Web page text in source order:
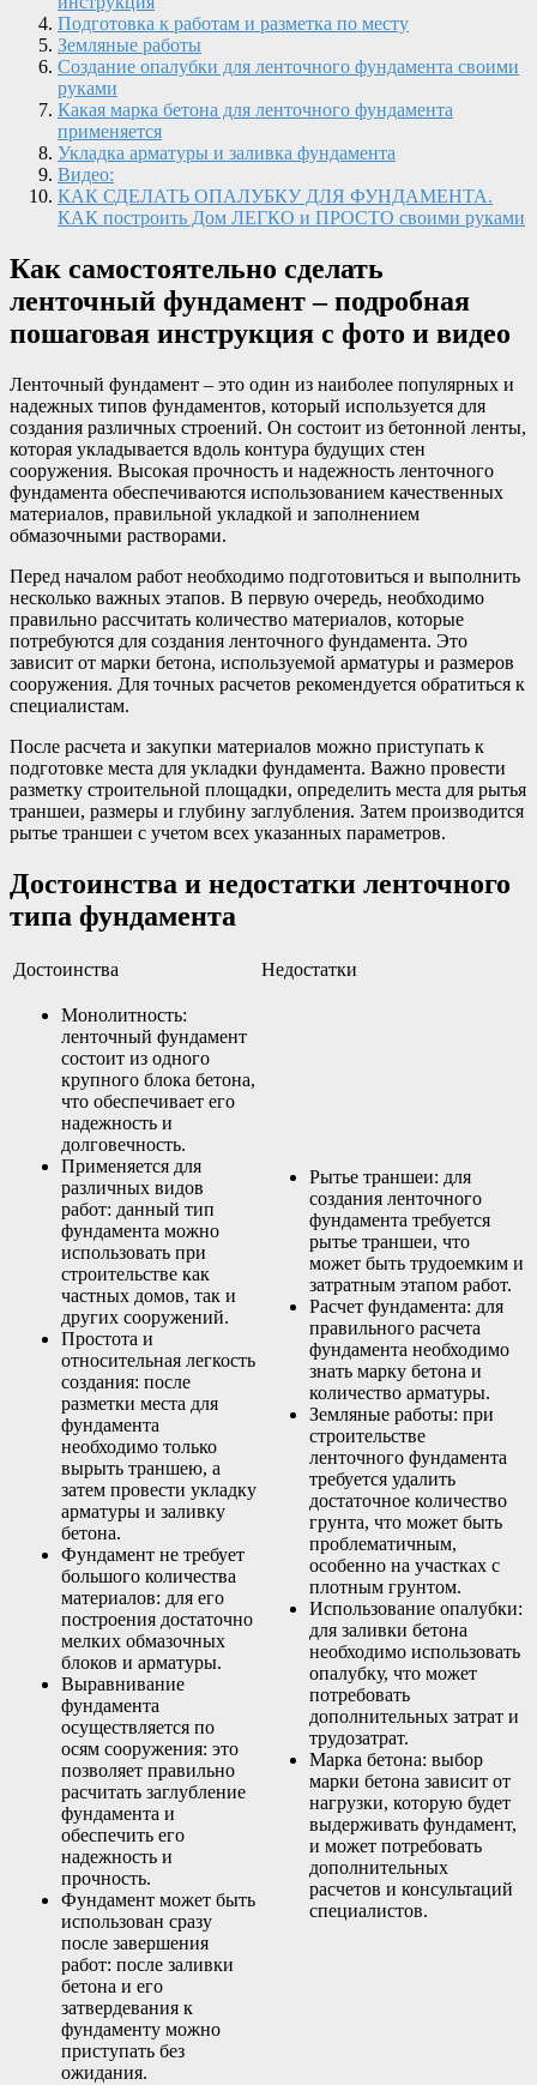
Подготовка к работам и разметка по месту
Земляные работы
Создание опалубки для ленточного фундамента своими
руками
Какая марка бетона для ленточного фундамента
применяется
Укладка арматуры и заливка фундамента
Видео:
КАК СДЕЛАТЬ ОПАЛУБКУ ДЛЯ ФУНДАМЕНТА.
КАК построить Дом ЛЕГКО и ПРОСТО своими руками
Как самостоятельно сделать
ленточный фундамент – подробная
пошаговая инструкция с фото и видео
Ленточный фундамент – это один из наиболее популярных и
надежных типов фундаментов, который используется для
создания различных строений. Он состоит из бетонной ленты,
которая укладывается вдоль контура будущих стен
сооружения. Высокая прочность и надежность ленточного
фундамента обеспечиваются использованием качественных
материалов, правильной укладкой и заполнением
обмазочными растворами.
Перед началом работ необходимо подготовиться и выполнить
несколько важных этапов. В первую очередь, необходимо
правильно рассчитать количество материалов, которые
потребуются для создания ленточного фундамента. Это
зависит от марки бетона, используемой арматуры и размеров
сооружения. Для точных расчетов рекомендуется обратиться к
специалистам.
После расчета и закупки материалов можно приступать к
подготовке места для укладки фундамента. Важно провести
разметку строительной площадки, определить места для рытья
траншеи, размеры и глубину заглубления. Затем производится
рытье траншеи с учетом всех указанных параметров.
Достоинства и недостатки ленточного
типа фундамента
Достоинства Недостатки
Монолитность:
ленточный фундамент
состоит из одного
крупного блока бетона,
что обеспечивает его
надежность и
долговечность.
Применяется для
различных видов
работ: данный тип
фундамента можно
использовать при
строительстве как
частных домов, так и
других сооружений.
Простота и
относительная легкость
создания: после
разметки места для
фундамента
необходимо только
вырыть траншею, а
затем провести укладку
арматуры и заливку
бетона.
Фундамент не требует
большого количества
материалов: для его
построения достаточно
мелких обмазочных
блоков и арматуры.
Выравнивание
фундамента
осуществляется по
осям сооружения: это
позволяет правильно
расчитать заглубление
фундамента и
обеспечить его
надежность и
прочность.
Фундамент может быть
использован сразу
после завершения
работ: после заливки
бетона и его
затвердевания к
фундаменту можно
приступать без
ожидания.
Рытье траншеи: для
создания ленточного
фундамента требуется
рытье траншеи, что
может быть трудоемким и
затратным этапом работ.
Расчет фундамента: для
правильного расчета
фундамента необходимо
знать марку бетона и
количество арматуры.
Земляные работы: при
строительстве
ленточного фундамента
требуется удалить
достаточное количество
грунта, что может быть
проблематичным,
особенно на участках с
плотным грунтом.
Использование опалубки:
для заливки бетона
необходимо использовать
опалубку, что может
потребовать
дополнительных затрат и
трудозатрат.
Марка бетона: выбор
марки бетона зависит от
нагрузки, которую будет
выдерживать фундамент,
и может потребовать
дополнительных
расчетов и консультаций
специалистов.